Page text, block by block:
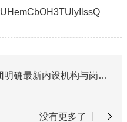
总部“换新图”！辽水集团明确最新内设机构与岗位职责
没有更多了